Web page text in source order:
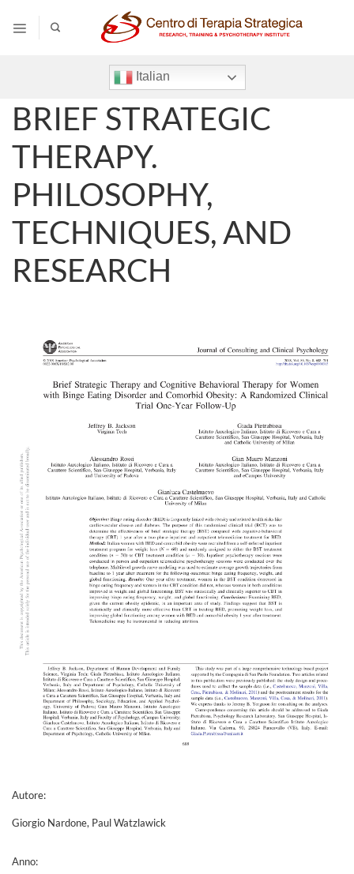
contenuti
Italian
BRIEF STRATEGIC
THERAPY.
PHILOSOPHY,
TECHNIQUES, AND
RESEARCH
Autore:
Giorgio Nardone, Paul Watzlawick
Anno: